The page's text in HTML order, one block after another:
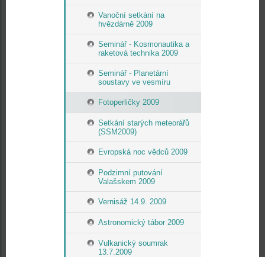
Vanoční setkání na
hvězdárně 2009
Seminář - Kosmonautika a
raketová technika 2009
Seminář - Planetární
soustavy ve vesmíru
Fotoperličky 2009
Setkání starých meteorářů
(SSM2009)
Evropská noc vědců 2009
Podzimní putování
Valašskem 2009
Vernisáž 14.9. 2009
Astronomický tábor 2009
Vulkanický soumrak
13.7.2009